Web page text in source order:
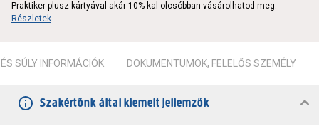
Praktiker plusz kártyával akár 10%-kal olcsóbban vásárolhatod meg.
Részletek
SÚLY INFORMÁCIÓK DOKUMENTUMOK, FELELŐS SZEMÉLY
Szakértőnk által kiemelt jellemzők